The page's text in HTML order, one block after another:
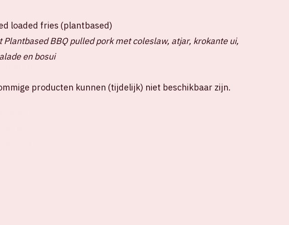
in
ook in
loaded fries (plantbased)
Plantbased BBQ pulled pork met coleslaw, atjar, krokante ui,
en bosui
producten kunnen (tijdelijk) niet beschikbaar zijn.